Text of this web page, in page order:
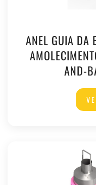
ANEL GUIA DA
AND-